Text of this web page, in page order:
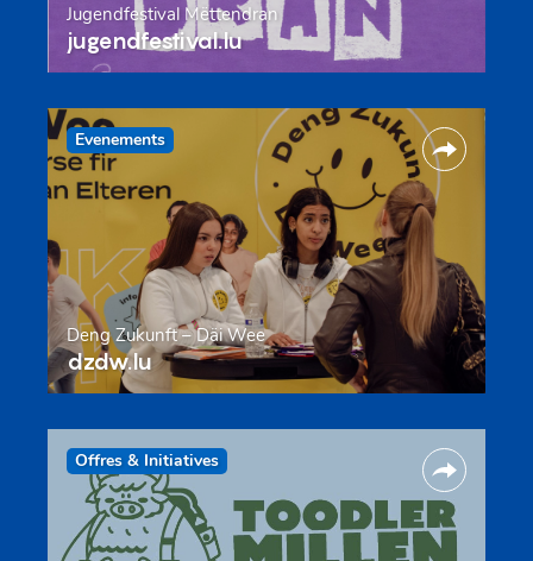
Jugendfestival Mëttendran
jugendfestival.lu
Evenements
Deng Zukunft – Däi Wee
dzdw.lu
Offres & Initiatives